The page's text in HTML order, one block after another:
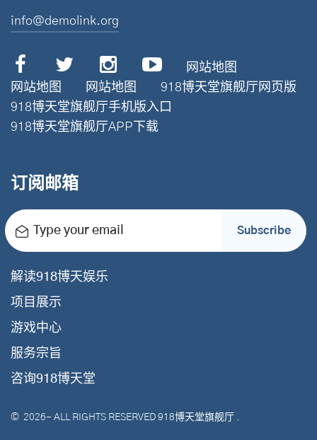
info@demolink.org
网站地图
网站地图
网站地图
918博天堂旗舰厅网页版
918博天堂旗舰厅手机版入口
918博天堂旗舰厅APP下载
订阅邮箱
Type your email Subscribe
解读918博天娱乐
项目展示
游戏中心
服务宗旨
咨询918博天堂
© 2026- ALL RIGHTS RESERVED 918博天堂旗舰厅 .